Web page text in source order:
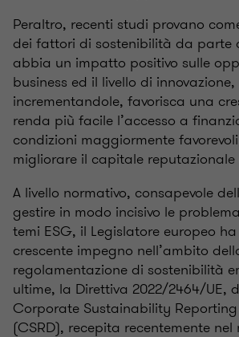
Peraltro, recenti studi provano
dei fattori di sostenibilità da parte
abbia un impatto positivo sulle
business ed il livello di innovazione,
incrementandole, favorisca una
renda più facile l’accesso a
condizioni maggiormente
migliorare il capitale reputazionale
A livello normativo, consapevole
gestire in modo incisivo le
temi ESG, il Legislatore europeo
crescente impegno nell’ambito
regolamentazione di sostenibilità
ultime, la Direttiva 2022/2464/UE,
Corporate Sustainability
(CSRD), recepita recentemente nel